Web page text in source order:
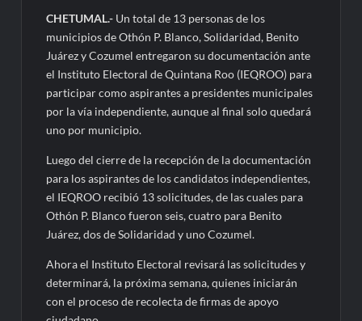
CHETUMAL.- Un total de 13 personas de los
municipios de Othón P. Blanco, Solidaridad, Benito
Juárez y Cozumel entregaron su documentación ante
el Instituto Electoral de Quintana Roo (IEQROO) para
participar como aspirantes a presidentes municipales
por la vía independiente, aunque al final solo quedará
uno por municipio.
Luego del cierre de la recepción de la documentación
para los aspirantes de los candidatos independientes,
el IEQROO recibió 13 solicitudes, de las cuales para
Othón P. Blanco fueron seis, cuatro para Benito
Juárez, dos de Solidaridad y uno Cozumel.
Ahora el Instituto Electoral revisará las solicitudes y
determinará, la próxima semana, quienes iniciarán
con el proceso de recolecta de firmas de apoyo